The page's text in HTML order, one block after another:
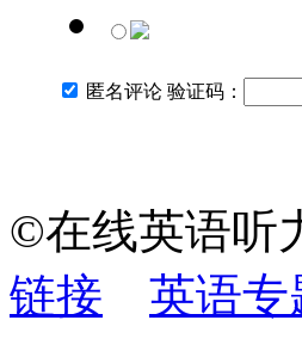
匿名评论 验证码：
©在线英语
链接
英语专